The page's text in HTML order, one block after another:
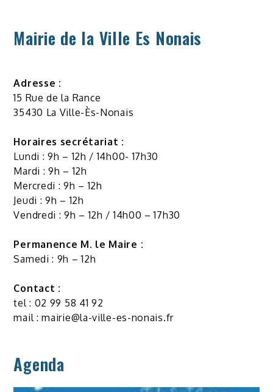
Mairie de la Ville Es Nonais
Adresse :
15 Rue de la Rance
35430 La Ville-Ès-Nonais
Horaires secrétariat :
Lundi : 9h – 12h / 14h00- 17h30
Mardi : 9h – 12h
Mercredi : 9h – 12h
Jeudi : 9h – 12h
Vendredi : 9h – 12h / 14h00 – 17h30
Permanence M. le Maire :
Samedi : 9h – 12h
Contact :
tel : 02 99 58 41 92
mail :mairie@la-ville-es-nonais.fr
Agenda